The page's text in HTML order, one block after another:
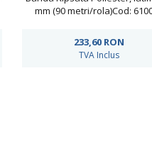
mm (90 metri/rola)Cod:
233,60 RON
TVA Inclus